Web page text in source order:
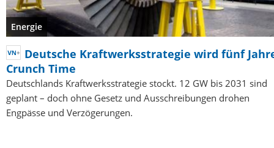
Energie
Deutsche Kraftwerksstrategie wird fünf
Crunch Time
Deutschlands Kraftwerksstrategie stockt. 12 GW bis 2031 sind
geplant – doch ohne Gesetz und Ausschreibungen drohen
Engpässe und Verzögerungen.